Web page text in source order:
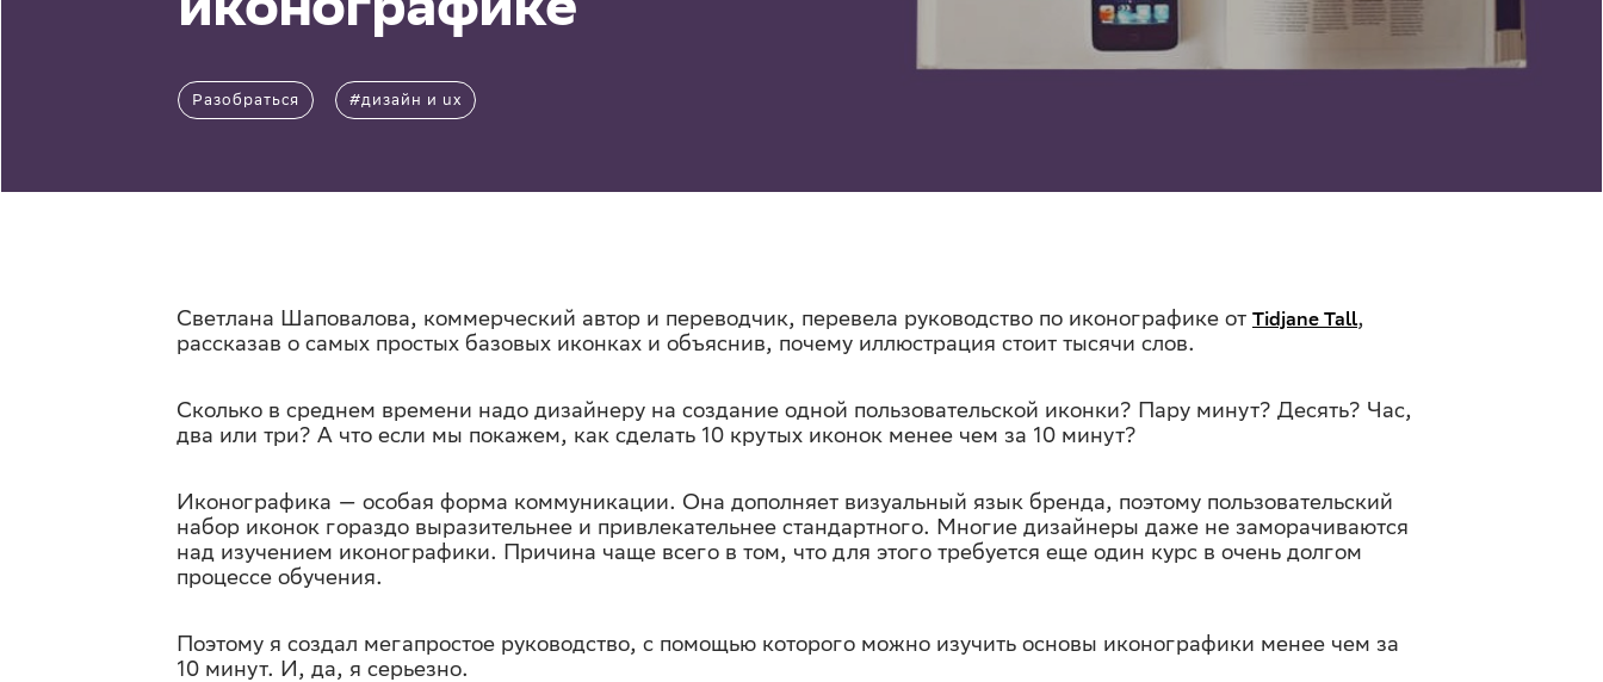
Разобраться #дизайн и ux
Светлана Шаповалова, коммерческий автор и переводчик, перевела руководство по иконографике от Tidjane Tall,
рассказав о самых простых базовых иконках и объяснив, почему иллюстрация стоит тысячи слов.
Сколько в среднем времени надо дизайнеру на создание одной пользовательской иконки? Пару минут? Десять? Час,
два или три? А что если мы покажем, как сделать 10 крутых иконок менее чем за 10 минут?
Иконографика — особая форма коммуникации. Она дополняет визуальный язык бренда, поэтому пользовательский
набор иконок гораздо выразительнее и привлекательнее стандартного. Многие дизайнеры даже не заморачиваются
над изучением иконографики. Причина чаще всего в том, что для этого требуется еще один курс в очень долгом
процессе обучения.
Поэтому я создал мегапростое руководство, с помощью которого можно изучить основы иконографики менее чем за
10 минут. И, да, я серьезно.